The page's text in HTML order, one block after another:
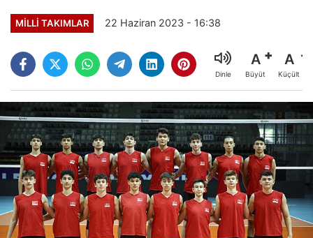
MILLI TAKIMLAR 22 Haziran 2023 - 16:38
Dinle
A
Büyüt
A
Küçült